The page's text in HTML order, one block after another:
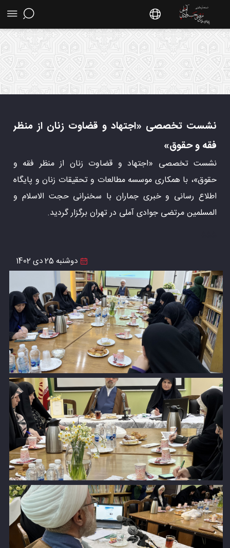
نشست تخصصی «اجتهاد و قضاوت زنان از منظر
فقه و حقوق»
نشست تخصصی «اجتهاد و قضاوت زنان از منظر فقه و
حقوق»، با همکاری موسسه مطالعات و تحقیقات زنان و پایگاه
اطلاع رسانی و خبری جماران با سخنرانی حجت الاسلام و
المسلمین مرتضی جوادی آملی در تهران برگزار گردید.
دوشنبه 25 دی 1402